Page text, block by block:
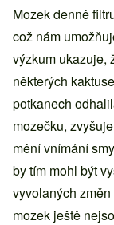
Mozek denně
což nám
výzkum ukazuje,
některých
potkanech
mozečku,
mění vnímání
by tím mohl být
vyvolaných
mozek ještě